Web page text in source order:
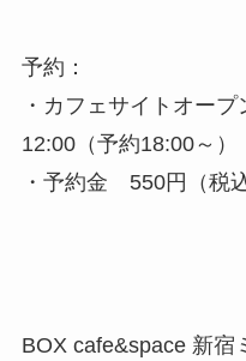
予約：
・カフェサイトオー
12:00（予約18:00～）
・予約金 550円（税
BOX cafe&space 新宿